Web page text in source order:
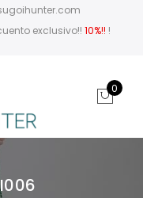
exclusivo!! 10%!! !
0